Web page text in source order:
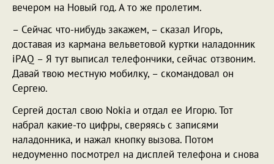
вечером на Новый год. А то же пролетим.
– Сейчас что-нибудь закажем, – сказал Игорь,
доставая из кармана вельветовой куртки наладонник
iPAQ – Я тут выписал телефончики, сейчас отзвоним.
Давай твою местную мобилку, – скомандовал он
Сергею.
Сергей достал свою Nokia и отдал ее Игорю. Тот
набрал какие-то цифры, сверяясь с записями
наладонника, и нажал кнопку вызова. Потом
недоуменно посмотрел на дисплей телефона и снова